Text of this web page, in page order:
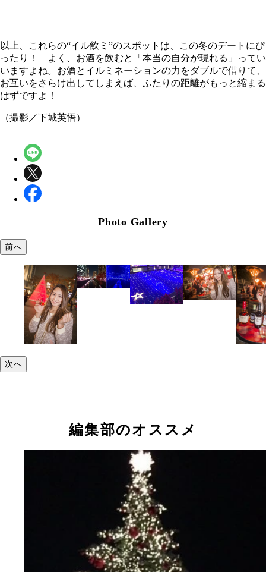
以上、これらの“イル飲ミ”のスポットは、この冬のデートにぴ
ったり！ よく、お酒を飲むと「本当の自分が現れる」ってい
いますよね。お酒とイルミネーションの力をダブルで借りて、
お互いをさらけ出してしまえば、ふたりの距離がもっと縮まる
はずですよ！
（撮影／下城英悟）
Photo Gallery
前へ
次へ
編集部のオススメ